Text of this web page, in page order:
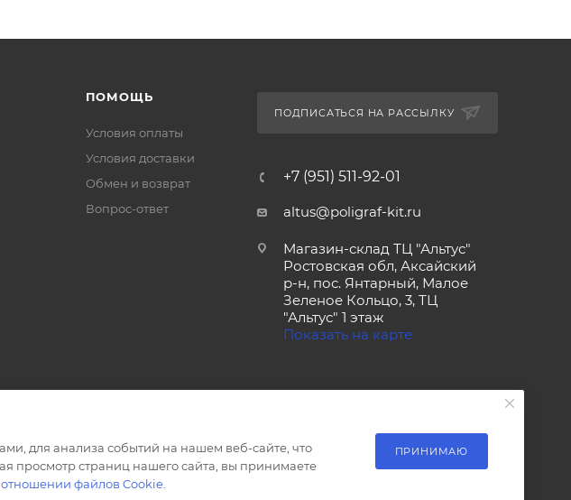
ПОМОЩЬ
Условия оплаты
Условия доставки
Обмен и возврат
Вопрос-ответ
ПОДПИСАТЬСЯ НА РАССЫЛКУ
+7 (951) 511-92-01
altus@poligraf-kit.ru
Магазин-склад ТЦ "Альтус"
Ростовская обл, Аксайский
р-н, пос. Янтарный, Малое
Зеленое Кольцо, 3, ТЦ
"Альтус" 1 этаж
Показать на карте
для анализа событий на нашем веб-сайте, что
просмотр страниц нашего сайта, вы принимаете
файлов Cookie
ПРИНИМАЮ